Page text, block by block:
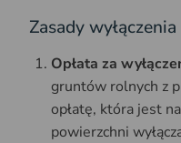
Zasady
Opłata za
gruntów rolnych z
opłatę, która jest
powierzchni